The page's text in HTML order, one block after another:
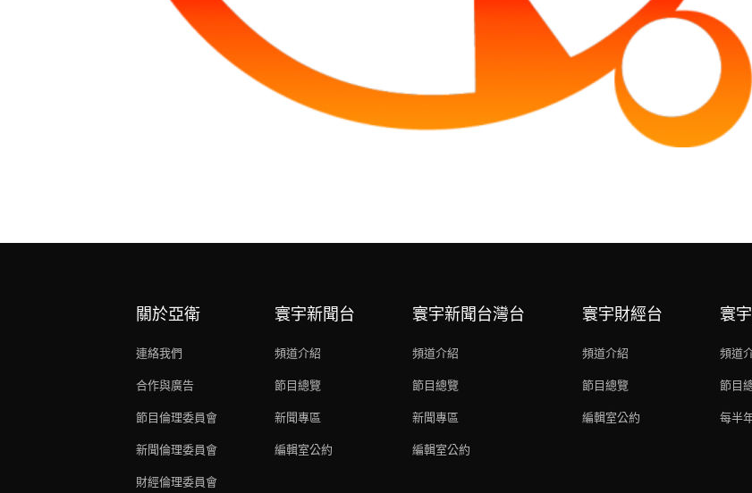
關於亞衛
連絡我們
合作與廣告
節目倫理委員會
新聞倫理委員會
財經倫理委員會
寰宇新聞台
頻道介紹
節目總覽
新聞專區
編輯室公約
寰宇新聞台灣台
頻道介紹
節目總覽
新聞專區
編輯室公約
寰宇財經台
頻道介紹
節目總覽
編輯室公約
寰
頻道
節目
每半